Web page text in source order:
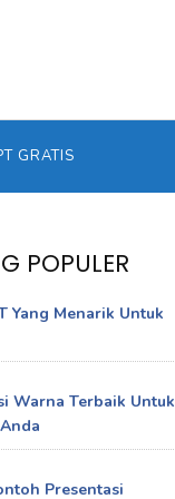
GRATIS
POPULER
Yang Menarik Untuk
Warna Terbaik Untuk
Presentasi